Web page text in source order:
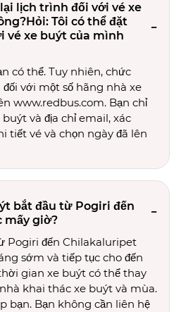
lịch trình đối với vé xe
Tôi có thể đặt
vé xe buýt của mình
có thể. Tuy nhiên, chức
với một số hãng nhà xe
www.redbus.com. Bạn chỉ
và địa chỉ email, xác
tiết vé và chọn ngày đã lên
bắt đầu từ Pogiri đến
mấy giờ?
Pogiri đến Chilakaluripet
sớm và tiếp tục cho đến
gian xe buýt có thể thay
khai thác xe buýt và mùa.
bạn. Bạn không cần liên hệ